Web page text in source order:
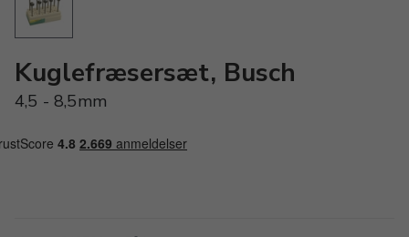
Kuglefræsersæt, Busch
4,5 - 8,5mm